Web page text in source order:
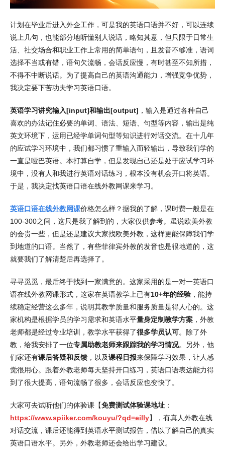
计划在毕业后进入外企工作，可是我的英语口语并不好，可以连续
说上几句，也能部分地听懂别人说话，略知其意，但只限于日常生
活、社交场合和职业工作上常用的简单语句，且发音不够准，语词
选择不当或有错，语句欠流畅，会话反应慢，有时甚至不知所措，
不得不中断说话。为了提高自己的英语沟通能力，增强竞争优势，
我决定要下苦功夫学习英语口语。
英语学习讲究输入[input]和输出[output] ，输入是通过各种自己
喜欢的办法记住必要的单词、语法、短语、句型等内容，输出是纯
英文环境下，运用已经学单词句型等知识进行对话交流。在十几年
的应试学习环境中，我们都习惯了重输入而轻输出，导致我们学的
一直是哑巴英语。本打算自学，但是发现自己还是处于应试学习环
境中，没有人和我进行英语对话练习，根本没有机会开口将英语。
于是，我决定找英语口语在线外教网课来学习。
英语口语在线外教网课价格怎么样？据我的了解，课时费一般是在
100-300之间，这只是我了解到的，大家仅供参考。虽说欧美外教
的会贵一些，但是还是建议大家找欧美外教，这样更能保障我们学
到地道的口语。当然了，有些菲律宾外教的发音也是很地道的，这
就要我们了解清楚后再选择了。
寻寻觅觅，最后终于找到一家满意的。这家采用的是一对一英语口
语在线外教网课形式，这家在英语教学上已有10+年的经验 ，能持
续稳定经营这么多年，说明其教学质量和服务质量是得人心的。这
家机构是根据学员的学习需求和英语水平量身定制教学方案 ，外教
老师都是经过专业培训，教学水平获得了很多学员认可。除了外
教，给我安排了一位专属助教老师来跟踪我的学习情况。另外，他
们家还有课后答疑和反馈 ，以及课程日报来保障学习效果，让人感
觉很用心。跟着外教老师每天坚持开口练习，英语口语表达能力得
到了很大提高，语句流畅了很多，会话反应也变快了。
大家可去试听他们的体验课【免费测试体验课地址 ：
https://www.spiiker.com/kouyu/?qd=eilly】，有真人外教在线
对话交流，课后还能得到英语水平测试报告，借以了解自己的真实
英语口语水平。另外，外教老师还会给出学习建议。